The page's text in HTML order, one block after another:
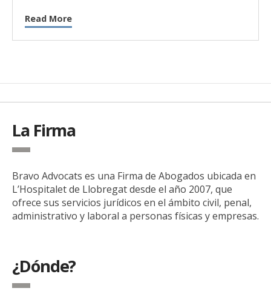
Read More
La Firma
Bravo Advocats es una Firma de Abogados ubicada en
L’Hospitalet de Llobregat desde el año 2007, que
ofrece sus servicios jurídicos en el ámbito civil, penal,
administrativo y laboral a personas físicas y empresas.
¿Dónde?